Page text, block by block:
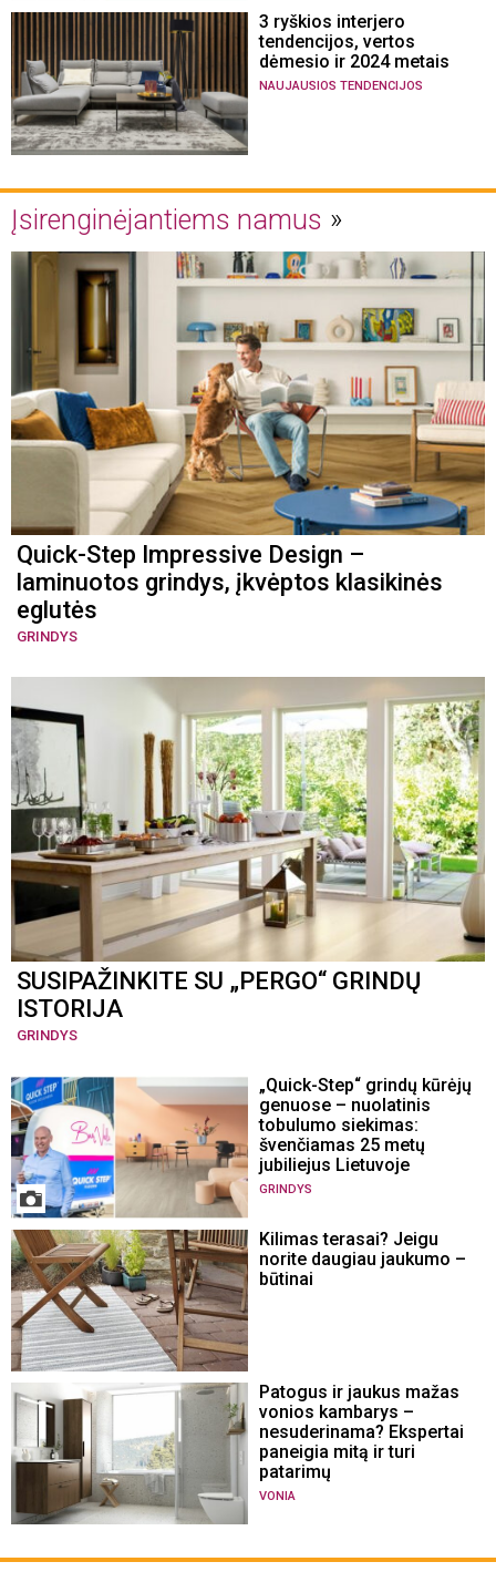
3 ryškios interjero
tendencijos, vertos
dėmesio ir 2024 metais
NAUJAUSIOS TENDENCIJOS
Įsirenginėjantiems namus
Quick-Step Impressive Design –
laminuotos grindys, įkvėptos klasikinės
eglutės
GRINDYS
SUSIPAŽINKITE SU „PERGO“ GRINDŲ
ISTORIJA
GRINDYS
„Quick-Step“ grindų kūrėjų
genuose – nuolatinis
tobulumo siekimas:
švenčiamas 25 metų
jubiliejus Lietuvoje
GRINDYS
Kilimas terasai? Jeigu
norite daugiau jaukumo –
būtinai
Patogus ir jaukus mažas
vonios kambarys –
nesuderinama? Ekspertai
paneigia mitą ir turi
patarimų
VONIA